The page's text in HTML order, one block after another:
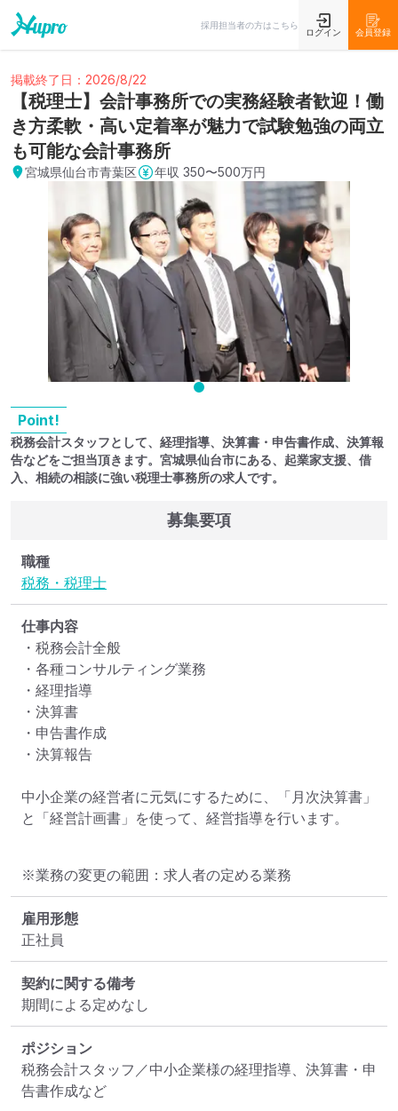
採用担当者の方はこちら
ログイン 会員登録
掲載終了日：2026/8/22
【税理士】会計事務所での実務経験者歓迎！働
き方柔軟・高い定着率が魅力で試験勉強の両立
も可能な会計事務所
宮城県仙台市青葉区 年収 350〜500万円
Point!
税務会計スタッフとして、経理指導、決算書・申告書作成、決算報
告などをご担当頂きます。宮城県仙台市にある、起業家支援、借
入、相続の相談に強い税理士事務所の求人です。
募集要項
職種
税務・税理士
仕事内容
・税務会計全般
・各種コンサルティング業務
・経理指導
・決算書
・申告書作成
・決算報告
中小企業の経営者に元気にするために、「月次決算書」
と「経営計画書」を使って、経営指導を行います。
※業務の変更の範囲：求人者の定める業務
雇用形態
正社員
契約に関する備考
期間による定めなし
ポジション
税務会計スタッフ／中小企業様の経理指導、決算書・申
告書作成など